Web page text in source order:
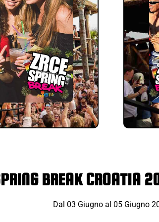
BREAK CROATIA
Dal 03 Giugno al 05 Giugno